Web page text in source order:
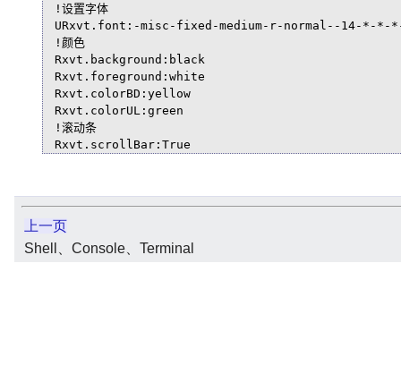
!设置字体
URxvt.font:-misc-fixed-medium-r-normal--14-*-*-
!颜色
Rxvt.background:black
Rxvt.foreground:white
Rxvt.colorBD:yellow
Rxvt.colorUL:green
!滚动条
Rxvt.scrollBar:True
Rxvt.scrollstyle:plain
Rxvt.saveLines:10000
Rxvt.color12:DodgerBlue
上一页
Shell、Console、Terminal